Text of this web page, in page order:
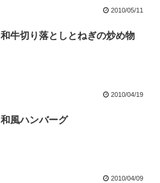
2010/05/11
和牛切り落としとねぎの炒め物
2010/04/19
和風ハンバーグ
2010/04/09